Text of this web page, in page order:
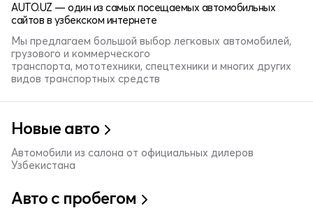
AUTO.UZ — один из самых посещаемых автомобильных
сайтов в узбекском интернете
Мы предлагаем большой выбор легковых автомобилей,
грузового и коммерческого
транспорта, мототехники, спецтехники и многих других
видов транспортных средств
Новые авто
Автомобили из салона от официальных дилеров
Узбекистана
Авто с пробегом